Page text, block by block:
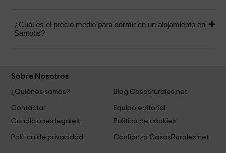
¿Cuál es el precio medio para dormir en un alojamiento en
Santotis?
Sobre Nosotros
¿Quiénes somos?
Blog Casasrurales.net
Contactar
Equipo editorial
Condiciones legales
Política de cookies
Política de privacidad Confianza CasasRurales.net